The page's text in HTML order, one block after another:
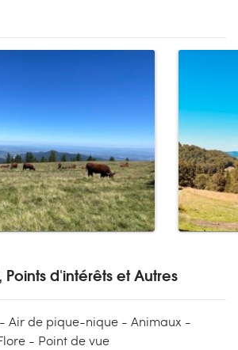
d'intérêts et Autres
Air de pique-nique - Animaux -
- Point de vue